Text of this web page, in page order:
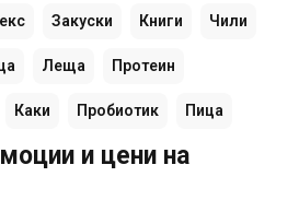
Закуски Книги Чили
Леща Протеин
Каки Пробиотик Пица
и цени на